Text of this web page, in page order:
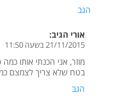
הגב
אורי הגיב:
21/11/2015 בשעה 11:50
מוזר, אני הכנתי אותו
בטח שלא צריך לצמצם
הגב